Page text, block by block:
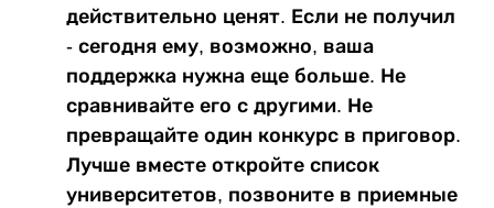
действительно ценят. Если не получил
- сегодня ему, возможно, ваша
поддержка нужна еще больше. Не
сравнивайте его с другими. Не
превращайте один конкурс в приговор.
Лучше вместе откройте список
университетов, позвоните в приемные